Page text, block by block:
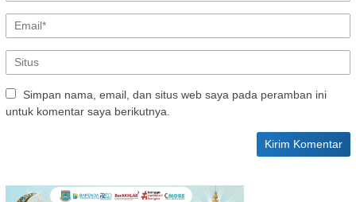
Simpan nama, email, dan situs web saya pada peramban ini
untuk komentar saya berikutnya.